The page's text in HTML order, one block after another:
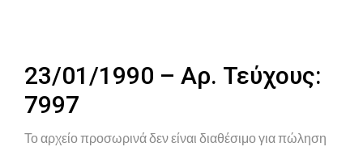
23/01/1990 – Αρ. Τεύχους:
7997
Το αρχείο προσωρινά δεν είναι διαθέσιμο για πώληση